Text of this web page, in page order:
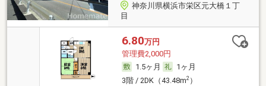
神奈川県横浜市栄区元大橋１丁
目
6.80万円
管理費2,000円
1.5ヶ月
1ヶ月
3階 / 2DK（43.48m2）